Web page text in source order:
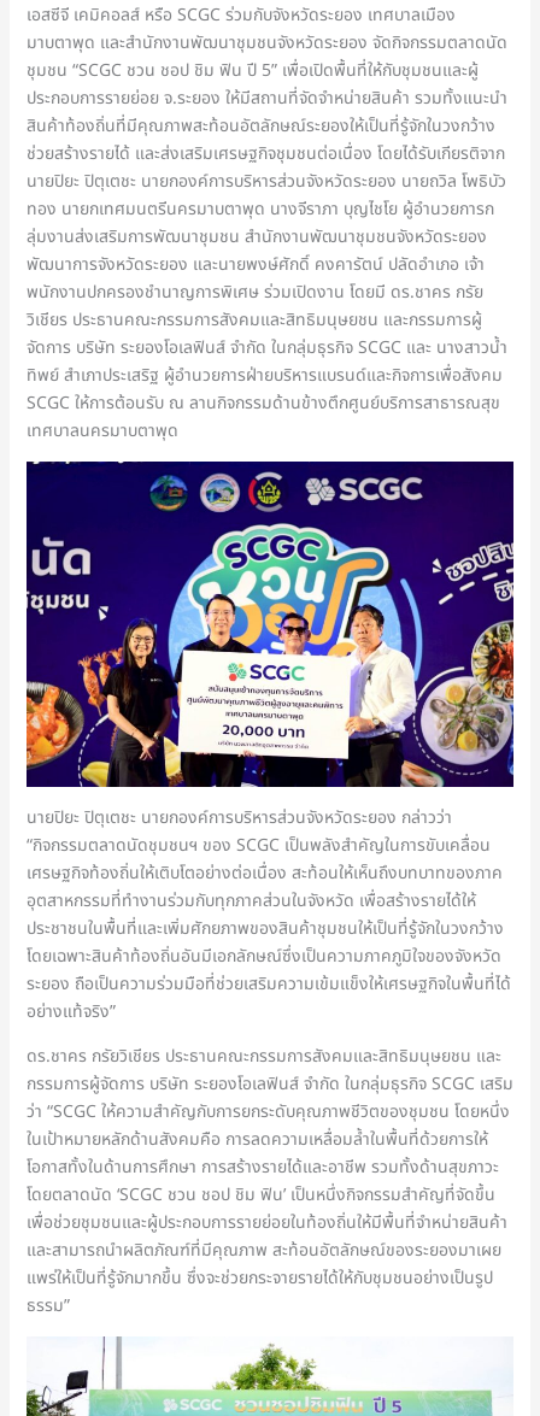
เอสซีจี เคมิคอลส์ หรือ SCGC ร่วมกับจังหวัดระยอง เทศบาลเมือง
มาบตาพุด และสำนักงานพัฒนาชุมชนจังหวัดระยอง จัดกิจกรรมตลาดนัด
ชุมชน “SCGC ชวน ชอป ชิม ฟิน ปี 5” เพื่อเปิดพื้นที่ให้กับชุมชนและผู้
ประกอบการรายย่อย จ.ระยอง ให้มีสถานที่จัดจำหน่ายสินค้า รวมทั้งแนะนำ
สินค้าท้องถิ่นที่มีคุณภาพสะท้อนอัตลักษณ์ระยองให้เป็นที่รู้จักในวงกว้าง
ช่วยสร้างรายได้ และส่งเสริมเศรษฐกิจชุมชนต่อเนื่อง โดยได้รับเกียรติจาก
นายปิยะ ปิตุเตชะ นายกองค์การบริหารส่วนจังหวัดระยอง นายถวิล โพธิบัว
ทอง นายกเทศมนตรีนครมาบตาพุด นางจีราภา บุญไชโย ผู้อำนวยการก
ลุ่มงานส่งเสริมการพัฒนาชุมชน สำนักงานพัฒนาชุมชนจังหวัดระยอง
พัฒนาการจังหวัดระยอง และนายพงษ์ศักดิ์ คงคารัตน์ ปลัดอำเภอ เจ้า
พนักงานปกครองชำนาญการพิเศษ ร่วมเปิดงาน โดยมี ดร.ชาคร กรัย
วิเชียร ประธานคณะกรรมการสังคมและสิทธิมนุษยชน และกรรมการผู้
จัดการ บริษัท ระยองโอเลฟินส์ จำกัด ในกลุ่มธุรกิจ SCGC และ นางสาวน้ำ
ทิพย์ สำเภาประเสริฐ ผู้อำนวยการฝ่ายบริหารแบรนด์และกิจการเพื่อสังคม
SCGC ให้การต้อนรับ ณ ลานกิจกรรมด้านข้างตึกศูนย์บริการสาธารณสุข
เทศบาลนครมาบตาพุด
นายปิยะ ปิตุเตชะ นายกองค์การบริหารส่วนจังหวัดระยอง กล่าวว่า
“กิจกรรมตลาดนัดชุมชนฯ ของ SCGC เป็นพลังสำคัญในการขับเคลื่อน
เศรษฐกิจท้องถิ่นให้เติบโตอย่างต่อเนื่อง สะท้อนให้เห็นถึงบทบาทของภาค
อุตสาหกรรมที่ทำงานร่วมกับทุกภาคส่วนในจังหวัด เพื่อสร้างรายได้ให้
ประชาชนในพื้นที่และเพิ่มศักยภาพของสินค้าชุมชนให้เป็นที่รู้จักในวงกว้าง
โดยเฉพาะสินค้าท้องถิ่นอันมีเอกลักษณ์ซึ่งเป็นความภาคภูมิใจของจังหวัด
ระยอง ถือเป็นความร่วมมือที่ช่วยเสริมความเข้มแข็งให้เศรษฐกิจในพื้นที่ได้
อย่างแท้จริง”
ดร.ชาคร กรัยวิเชียร ประธานคณะกรรมการสังคมและสิทธิมนุษยชน และ
กรรมการผู้จัดการ บริษัท ระยองโอเลฟินส์ จำกัด ในกลุ่มธุรกิจ SCGC เสริม
ว่า “SCGC ให้ความสำคัญกับการยกระดับคุณภาพชีวิตของชุมชน โดยหนึ่ง
ในเป้าหมายหลักด้านสังคมคือ การลดความเหลื่อมล้ำในพื้นที่ด้วยการให้
โอกาสทั้งในด้านการศึกษา การสร้างรายได้และอาชีพ รวมทั้งด้านสุขภาวะ
โดยตลาดนัด ‘SCGC ชวน ชอป ชิม ฟิน’ เป็นหนึ่งกิจกรรมสำคัญที่จัดขึ้น
เพื่อช่วยชุมชนและผู้ประกอบการรายย่อยในท้องถิ่นให้มีพื้นที่จำหน่ายสินค้า
และสามารถนำผลิตภัณฑ์ที่มีคุณภาพ สะท้อนอัตลักษณ์ของระยองมาเผย
แพร่ให้เป็นที่รู้จักมากขึ้น ซึ่งจะช่วยกระจายรายได้ให้กับชุมชนอย่างเป็นรูป
ธรรม”